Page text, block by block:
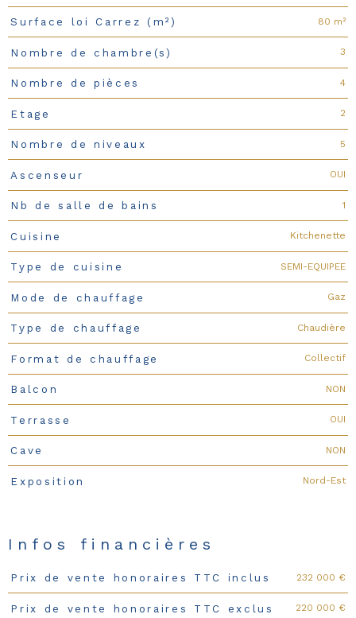
Surface loi Carrez (m²) 80 m²
Nombre de chambre(s) 3
Nombre de pièces 4
Etage 2
Nombre de niveaux 5
Ascenseur OUI
Nb de salle de bains 1
Cuisine Kitchenette
Type de cuisine SEMI-EQUIPEE
Mode de chauffage Gaz
Type de chauffage Chaudière
Format de chauffage Collectif
Balcon NON
Terrasse OUI
Cave NON
Exposition Nord-Est
Infos financières
Caractéristiques Valeurs
Prix de vente honoraires TTC inclus 232 000 €
Prix de vente honoraires TTC exclus 220 000 €